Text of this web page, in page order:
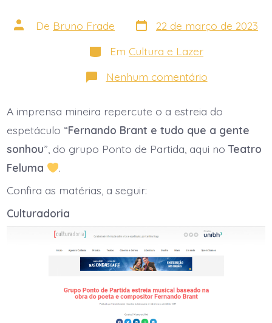
Autor
do
De Bruno Frade Data
do
22 de março de 2023
Categorias
Em Cultura e Lazer
Nenhum comentárioem
Espetáculo
Brant
e
tudo
que
a
a
repercussão:
A imprensa mineira repercute o a estreia do
espetáculo “Fernando Brant e tudo que a gente
sonhou”, do grupo Ponto de Partida, aqui noTeatro
Feluma
.
Confira as matérias, a seguir:
Culturadoria